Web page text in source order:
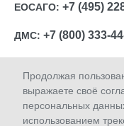
Продолжая
выражаете своё
персональных
использованием
ЕОСАГО: +7 (495)
ДМС: +7 (800) 333-
Ⓒ 1992-2026 АО